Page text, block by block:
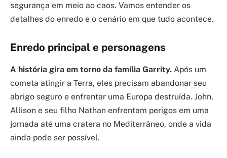
segurança em meio ao caos. Vamos entender os
detalhes do enredo e o cenário em que tudo acontece.
Enredo principal e personagens
A história gira em torno da família Garrity. Após um
cometa atingir a Terra, eles precisam abandonar seu
abrigo seguro e enfrentar uma Europa destruída. John,
Allison e seu filho Nathan enfrentam perigos em uma
jornada até uma cratera no Mediterrâneo, onde a vida
ainda pode ser possível.